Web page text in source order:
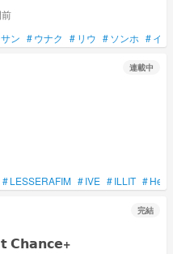
ン #ウナク # リウ #ソンホ #イ
連載中
#LESSERAFIM #IVE #ILLIT #
完結
𝗖𝗵𝗮𝗻𝗰𝗲+